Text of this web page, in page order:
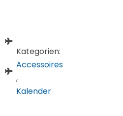
Kategorien:
Accessoires
,
Kalender